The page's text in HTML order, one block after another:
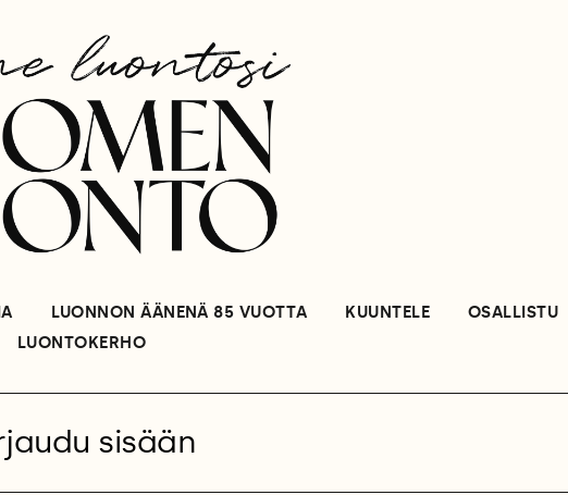
LUONNON ÄÄNENÄ 85 VUOTTA KUUNTELE OSALLISTU
LUONTOKERHO
sisään